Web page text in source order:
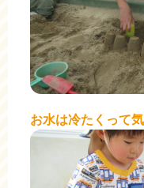
お水は冷たくって